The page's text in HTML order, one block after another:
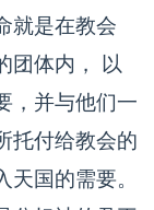
就是在教会
团体内， 以
，并与他们一
托付给教会的
国的需要。